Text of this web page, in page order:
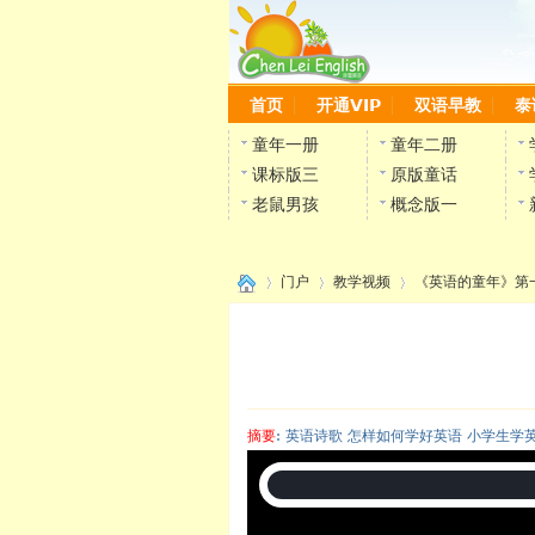
首页 开通VIP 双语早教 泰
童年一册 童年二册
课标版三
原版童话
老鼠男孩
概念版一
陈雷
门户 教学视频 《英语的童年》
摘要: 英语诗歌 怎样如何学好英语 小学生学